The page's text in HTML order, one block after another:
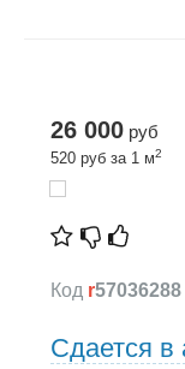
26 000 руб
520 руб за 1 м2
Код r57036288
Сдается в